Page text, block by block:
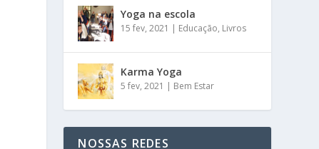
Yoga na escola
15 fev, 2021 | Educação, Livros
Karma Yoga
5 fev, 2021 | Bem Estar
NOSSAS REDES